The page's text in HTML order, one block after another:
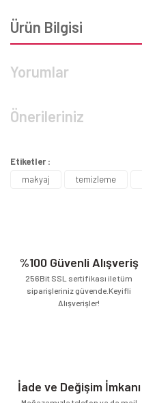
Ürün Bilgisi
Yorumlar
Önerileriniz
Etiketler :
makyaj
temizleme
%100 Güvenli Alışveriş
256Bit SSL sertifikası ile tüm
siparişleriniz güvende.Keyifli
Alışverişler!
İade ve Değişim İmkanı